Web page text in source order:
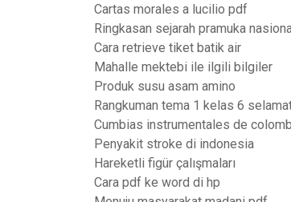
Cartas morales a lucilio pdf
Ringkasan sejarah pramuka
Cara retrieve tiket batik air
Mahalle mektebi ile ilgili bilgiler
Produk susu asam amino
Rangkuman tema 1 kelas 6
Cumbias instrumentales de
Penyakit stroke di indonesia
Hareketli figür çalışmaları
Cara pdf ke word di hp